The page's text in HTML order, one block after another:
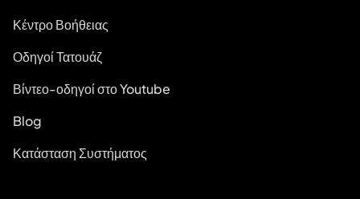
Κέντρο Βοήθειας
Οδηγοί Τατουάζ
Βίντεο-οδηγοί στο Youtube
Blog
Κατάσταση Συστήματος